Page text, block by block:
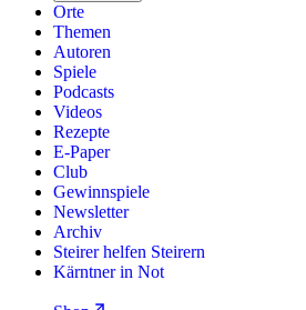
Orte
Themen
Autoren
Spiele
Podcasts
Videos
Rezepte
E-Paper
Club
Gewinnspiele
Newsletter
Archiv
Steirer helfen Steirern
Kärntner in Not